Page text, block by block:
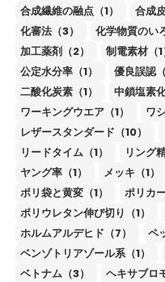
合成繊維の融点（1）
合成
化審法（3）
化学物質のい
加工薬剤（2）
制電素材（1
公定水分率（1）
優良誤認（
二酸化炭素（1）
中鎖塩素
ワーキングウエア（1）
ワ
レザースタンダード（10）
リードタイム（1）
リング
ヤング率（1）
メッキ（1）
ポリ袋と黄変（1）
ポリカ
ポリウレタン伸び切り（1）
ホルムアルデヒド（7）
ペ
ベンゾトリアゾール系（1）
ベトナム（3）
ヘキサブロ